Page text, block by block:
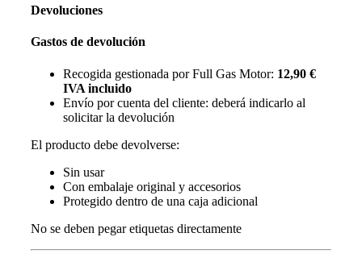
Devoluciones
Gastos de devolución
Recogida gestionada por Full Gas Motor: 12,90 €
IVA incluido
Envío por cuenta del cliente: deberá indicarlo al
solicitar la devolución
El producto debe devolverse:
Sin usar
Con embalaje original y accesorios
Protegido dentro de una caja adicional
No se deben pegar etiquetas directamente